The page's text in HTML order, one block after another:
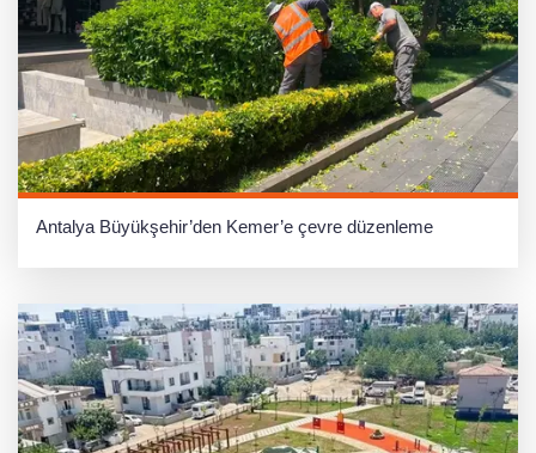
Antalya Büyükşehir’den Kemer’e çevre düzenleme